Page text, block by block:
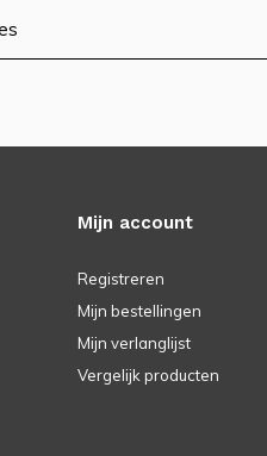
Mijn account
Registreren
Mijn bestellingen
Mijn verlanglijst
Vergelijk producten